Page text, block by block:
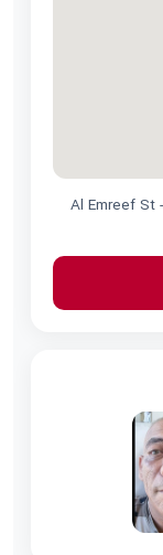
207 Al Emreef